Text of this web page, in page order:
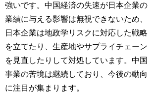
強いです。中国経済の失速が日本企業の
業績に与える影響は無視できないため、
日本企業は地政学リスクに対応した戦略
を立てたり、生産地やサプライチェーン
を見直したりして対処しています。中国
事業の苦境は継続しており、今後の動向
に注目が集まります。